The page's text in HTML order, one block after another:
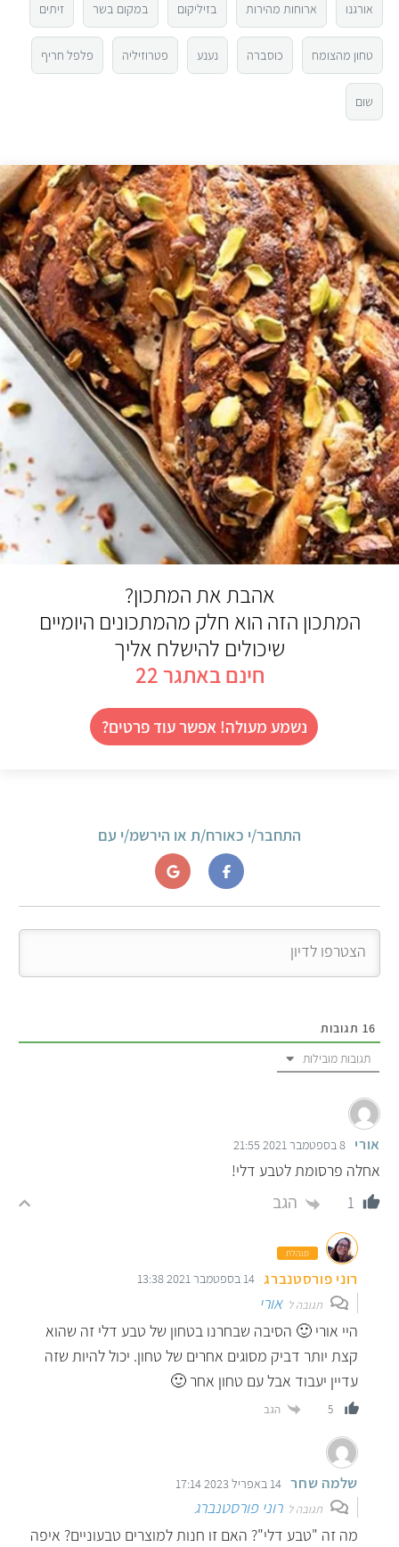
3
2
1
5 אורגנו ארוחות מהירות בזיליקום במקום בשר זיתים
טחון מהצומח כוסברה נענע פטרוזיליה פלפל חריף
שום
אהבת את המתכון?
המתכון הזה הוא חלק מהמתכונים היומיים
שיכולים להישלח אליך
חינם באתגר 22
נשמע מעולה! אפשר עוד פרטים?
התחבר/י כאורח/ת או הירשמ/י עם
16 תגובות
תגובות מובילות
אורי 8 בספטמבר 2021 21:55
אחלה פרסומת לטבע דלי!
1
הגב
מנהלת
רוני פורסטנברג 14 בספטמבר 2021 13:38
תגובה לאורי
היי אורי 🙂 הסיבה שבחרנו בטחון של טבע דלי זה שהוא
קצת יותר דביק מסוגים אחרים של טחון. יכול להיות שזה
עדיין יעבוד אבל עם טחון אחר 🙂
5 הגב
שלמה שחר 14 באפריל 2023 17:14
תגובה לרוני פורסטנברג
מה זה "טבע דלי"? האם זו חנות למוצרים טבעוניים? איפה